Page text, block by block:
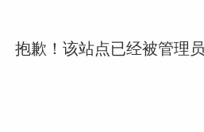
抱歉！该站点已经被管理